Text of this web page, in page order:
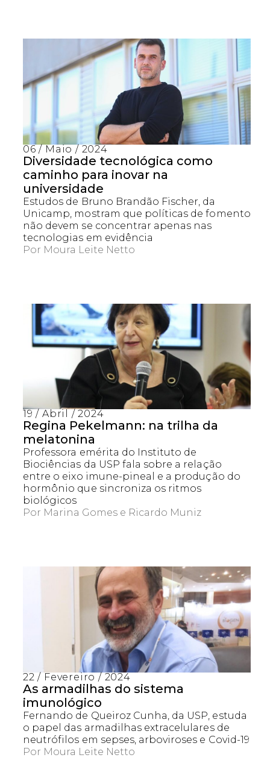
06 / Maio / 2024
Diversidade tecnológica como
caminho para inovar na
universidade
Estudos de Bruno Brandão Fischer, da
Unicamp, mostram que políticas de fomento
não devem se concentrar apenas nas
tecnologias em evidência
Por Moura Leite Netto
19 / Abril / 2024
Regina Pekelmann: na trilha da
melatonina
Professora emérita do Instituto de
Biociências da USP fala sobre a relação
entre o eixo imune-pineal e a produção do
hormônio que sincroniza os ritmos
biológicos
Por Marina Gomes Ricardo Muniz
22 / Fevereiro / 2024
As armadilhas do sistema
imunológico
Fernando de Queiroz Cunha, da USP, estuda
o papel das armadilhas extracelulares de
neutrófilos em sepses, arboviroses e Covid-19
Por Moura Leite Netto